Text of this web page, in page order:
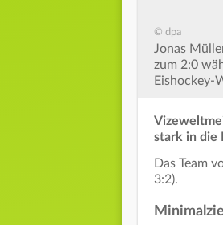
© dpa
Jonas
zum 2:0
Eishockey-
stark in die
Das Team
3:2).